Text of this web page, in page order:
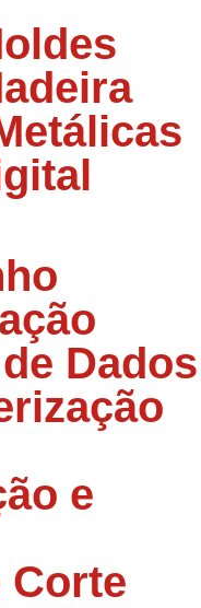
Dados
e
Corte